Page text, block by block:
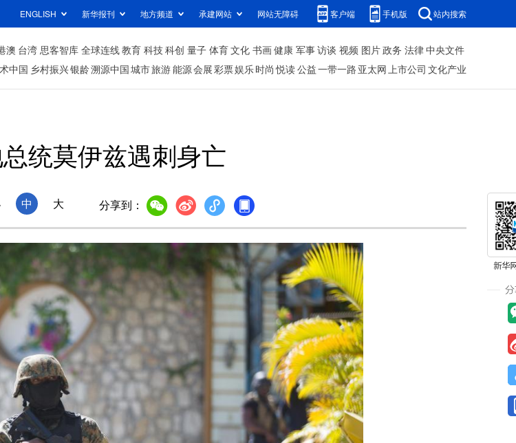
ENGLISH 新华报刊 地方频道 承建网站 网站无障碍 客户端 手机版 站内搜索
澳 台湾 思客智库 全球连线教育 科技科创 量子 体育文化 书画健康 军事访谈 视频 图片政务 法律中央文件
中国 乡村振兴银龄溯源中国城市旅游能源会展彩票娱乐时尚 悦读公益一带一路 亚太网上市公司 文化产业
统莫伊兹遇刺身亡
中 大 分享到：